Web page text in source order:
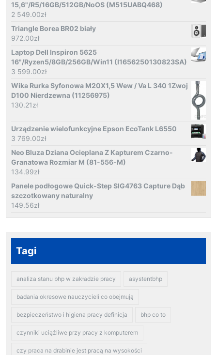
15,6"/R5/16GB/512GB/NoOS (M515UABQ468)
2 549.00zł
Triangle Borea BR02 biały
972.00zł
Laptop Dell Inspiron 5625
16"/Ryzen5/8GB/256GB/Win11 (I1656250130823SA)
3 599.00zł
Wika Rurka Syfonowa M20X1,5 Wew / Va L 340 1Zwoj
D100 Nierdzewna (11256975)
130.21zł
Urządzenie wielofunkcyjne Epson EcoTank L6550
3 769.00zł
Neo Bluza Dziana Ocieplana Z Kapturem Czarno-
Granatowa Rozmiar M (81-556-M)
134.99zł
Panele podłogowe Quick-Step SIG4763 Capture Dąb
szczotkowany naturalny
149.56zł
Tagi
analiza stanu bhp w zakładzie pracy asystentbhp
badania okresowe nauczycieli co obejmują
bezpieczeństwo i higiena pracy definicja bhp co to
czynniki uciążliwe przy pracy z komputerem
czy praca na drabinie jest pracą na wysokości